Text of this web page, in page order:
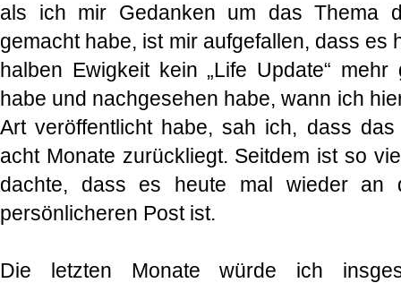
als ich mir Gedanken um das Thema
gemacht habe, ist mir aufgefallen, dass es
halben Ewigkeit kein „Life Update“
habe und nachgesehen habe, wann ich
Art veröffentlicht habe, sah ich, dass
acht Monate zurückliegt. Seitdem ist so
dachte, dass es heute mal wieder an
persönlicheren Post ist.
Die letzten Monate würde ich